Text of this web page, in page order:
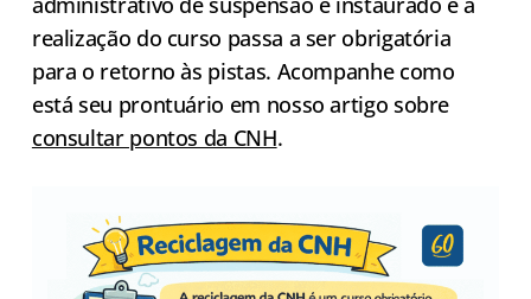
realização do curso passa a ser obrigatória
para o retorno às pistas. Acompanhe como
está seu prontuário em nosso artigo sobre
consultar pontos da CNH.